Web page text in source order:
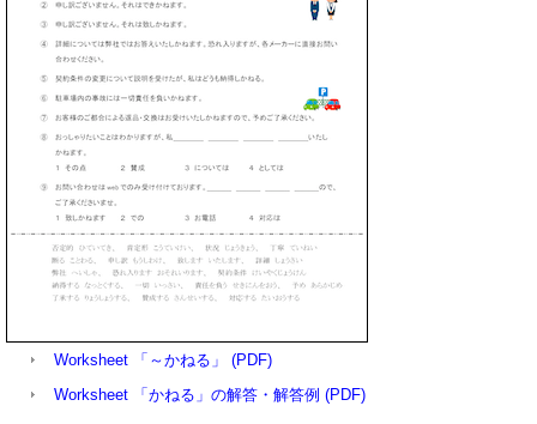
Worksheet 「～かねる」 (PDF)
Worksheet 「かねる」の解答・解答例 (PDF)